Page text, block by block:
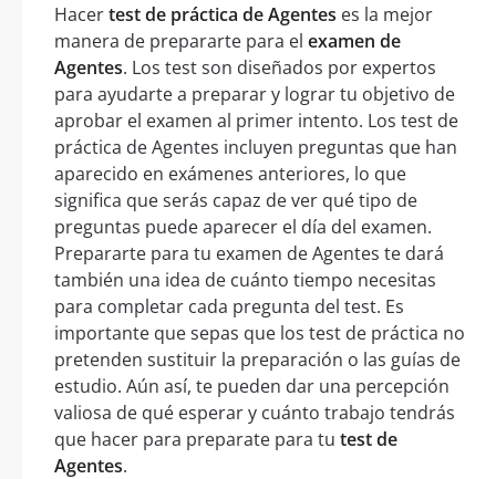
Hacertest de práctica de Agentes es la mejor
manera de prepararte para el examen de
Agentes. Los test son diseñados por expertos
para ayudarte a preparar y lograr tu objetivo de
aprobar el examen al primer intento. Los test de
práctica de Agentes incluyen preguntas que han
aparecido en exámenes anteriores, lo que
significa que serás capaz de ver qué tipo de
preguntas puede aparecer el día del examen.
Prepararte para tu examen de Agentes te dará
también una idea de cuánto tiempo necesitas
para completar cada pregunta del test. Es
importante que sepas que los test de práctica no
pretenden sustituir la preparación o las guías de
estudio. Aún así, te pueden dar una percepción
valiosa de qué esperar y cuánto trabajo tendrás
que hacer para preparate para tu test de
Agentes.